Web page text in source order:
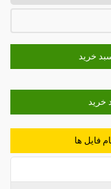
فایل ها